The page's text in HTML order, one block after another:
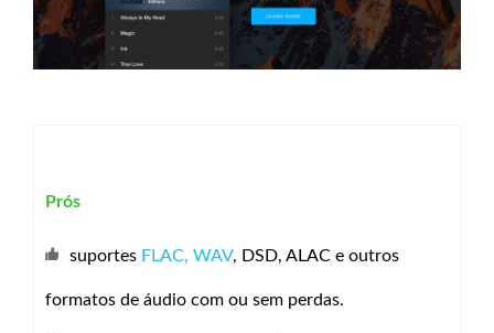
Prós
suportes FLAC, WAV, DSD, ALAC e outros
formatos de áudio com ou sem perdas.